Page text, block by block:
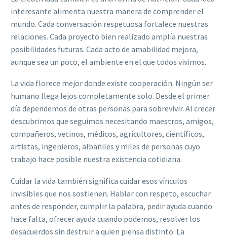
interesante alimenta nuestra manera de comprender el
mundo. Cada conversación respetuosa fortalece nuestras
relaciones. Cada proyecto bien realizado amplía nuestras
posibilidades futuras. Cada acto de amabilidad mejora,
aunque sea un poco, el ambiente en el que todos vivimos.
La vida florece mejor donde existe cooperación. Ningún ser
humano llega lejos completamente solo. Desde el primer
día dependemos de otras personas para sobrevivir. Al crecer
descubrimos que seguimos necesitando maestros, amigos,
compañeros, vecinos, médicos, agricultores, científicos,
artistas, ingenieros, albañiles y miles de personas cuyo
trabajo hace posible nuestra existencia cotidiana.
Cuidar la vida también significa cuidar esos vínculos
invisibles que nos sostienen. Hablar con respeto, escuchar
antes de responder, cumplir la palabra, pedir ayuda cuando
hace falta, ofrecer ayuda cuando podemos, resolver los
desacuerdos sin destruir a quien piensa distinto. La